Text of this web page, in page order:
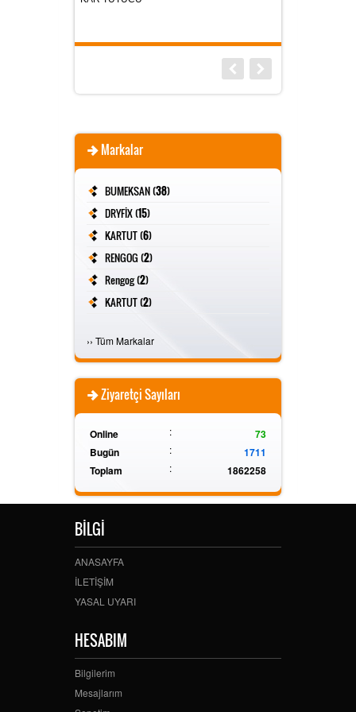
Markalar
BUMEKSAN (38)
DRYFİX (15)
KARTUT (6)
RENGOG (2)
Rengog (2)
KARTUT (2)
›› Tüm Markalar
Ziyaretçi Sayıları
Online :
73
Bugün
:
1711
Toplam
: 1862258
BİLGİ
ANASAYFA
İLETİŞİM
YASAL UYARI
HESABIM
Bilgilerim
Mesajlarım